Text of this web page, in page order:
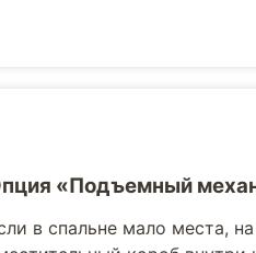
«Подъемный
в спальне мало места,